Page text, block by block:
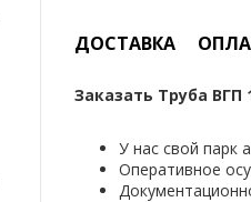
ДОСТАВКА
Заказать Труба ВГП
У нас свой парк
Оперативное